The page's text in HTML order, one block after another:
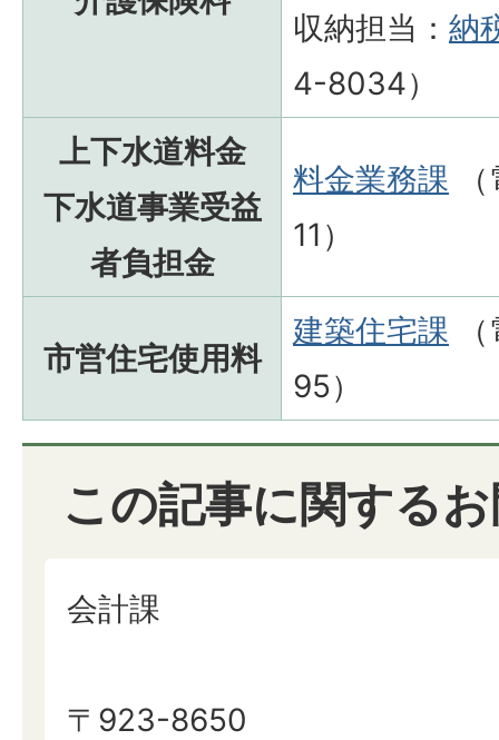
収納担当： 納
4-8034）
上下水道料金
下水道事業受益
者負担金
料金業務課
11）
市営住宅使用料
建築住宅課
95）
この記事に関する
会計課
〒923-8650